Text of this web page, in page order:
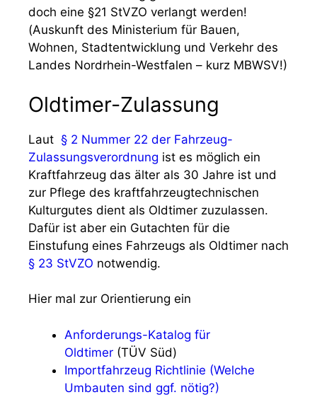
doch eine §21 StVZO verlangt werden!
(Auskunft des Ministerium für Bauen,
Wohnen, Stadtentwicklung und Verkehr des
Landes Nordrhein-Westfalen – kurz MBWSV!)
Oldtimer-Zulassung
Laut § 2 Nummer 22 der Fahrzeug-
Zulassungsverordnung ist es möglich ein
Kraftfahrzeug das älter als 30 Jahre ist und
zur Pflege des kraftfahrzeugtechnischen
Kulturgutes dient als Oldtimer zuzulassen.
Dafür ist aber ein Gutachten für die
Einstufung eines Fahrzeugs als Oldtimer nach
§ 23 StVZO notwendig.
Hier mal zur Orientierung ein
Anforderungs-Katalog für
Oldtimer (TÜV Süd)
Importfahrzeug Richtlinie (Welche
Umbauten sind ggf. nötig?)